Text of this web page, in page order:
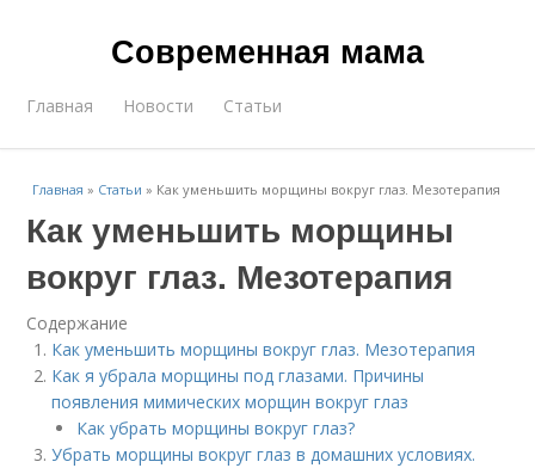
Современная мама
Главная Новости Статьи
Главная » Статьи » Как уменьшить морщины вокруг глаз. Мезотерапия
Как уменьшить морщины
вокруг глаз. Мезотерапия
Содержание
Как уменьшить морщины вокруг глаз. Мезотерапия
Как я убрала морщины под глазами. Причины
появления мимических морщин вокруг глаз
Как убрать морщины вокруг глаз?
Убрать морщины вокруг глаз в домашних условиях.